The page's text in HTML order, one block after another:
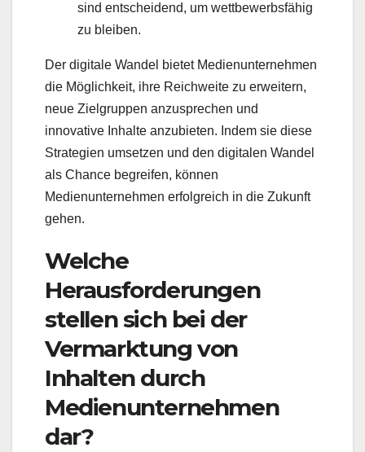
sind entscheidend, um wettbewerbsfähig
zu bleiben.
Der digitale Wandel bietet Medienunternehmen
die Möglichkeit, ihre Reichweite zu erweitern,
neue Zielgruppen anzusprechen und
innovative Inhalte anzubieten. Indem sie diese
Strategien umsetzen und den digitalen Wandel
als Chance begreifen, können
Medienunternehmen erfolgreich in die Zukunft
gehen.
Welche
Herausforderungen
stellen sich bei der
Vermarktung von
Inhalten durch
Medienunternehmen
dar?